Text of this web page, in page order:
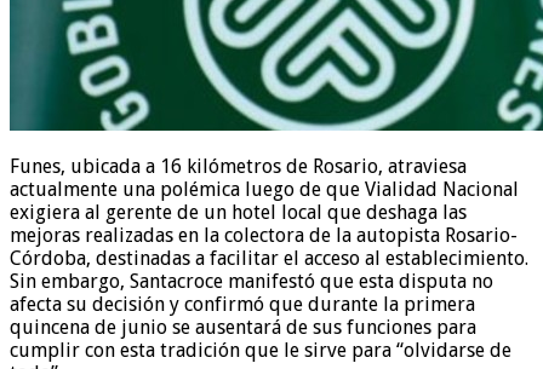
Funes, ubicada a 16 kilómetros de Rosario, atraviesa
actualmente una polémica luego de que Vialidad Nacional
exigiera al gerente de un hotel local que deshaga las
mejoras realizadas en la colectora de la autopista Rosario-
Córdoba, destinadas a facilitar el acceso al establecimiento.
Sin embargo, Santacroce manifestó que esta disputa no
afecta su decisión y confirmó que durante la primera
quincena de junio se ausentará de sus funciones para
cumplir con esta tradición que le sirve para “olvidarse de